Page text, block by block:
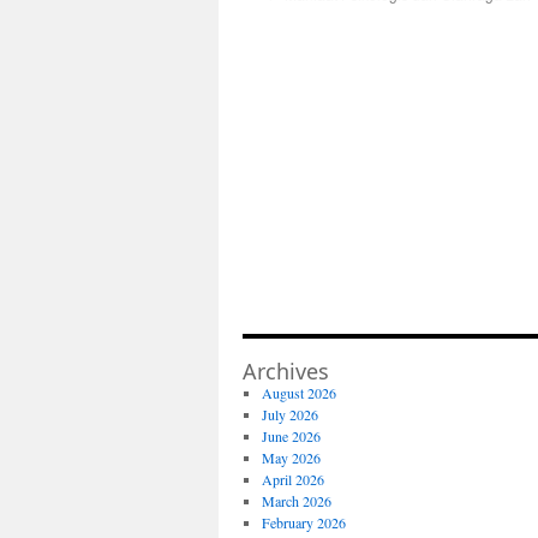
Archives
August 2026
July 2026
June 2026
May 2026
April 2026
March 2026
February 2026